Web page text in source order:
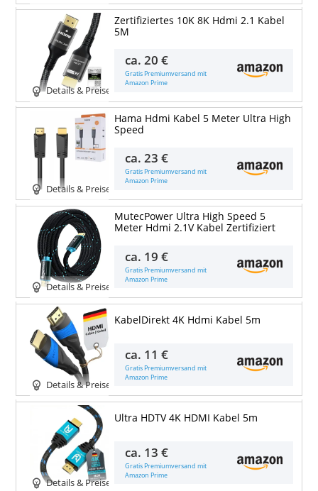
Details & Preise
Zertifiziertes 10K 8K Hdmi 2.1 Kabel
5M
ca.20 €
Gratis Premiumversand mit
Amazon Prime
Details & Preise
Hama Hdmi Kabel 5 Meter Ultra High
Speed
ca.23 €
Gratis Premiumversand mit
Amazon Prime
Details & Preise
MutecPower Ultra High Speed 5
Meter Hdmi 2.1V Kabel Zertifiziert
ca. 19 €
Gratis Premiumversand mit
Amazon Prime
Details & Preise
KabelDirekt 4K Hdmi Kabel 5m
ca. 11 €
Gratis Premiumversand mit
Amazon Prime
Details & Preise
Ultra HDTV 4K HDMI Kabel 5m
ca. 13 €
Gratis Premiumversand mit
Amazon Prime